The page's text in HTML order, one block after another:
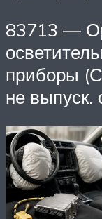
83713 —
приборы
не выпуск.